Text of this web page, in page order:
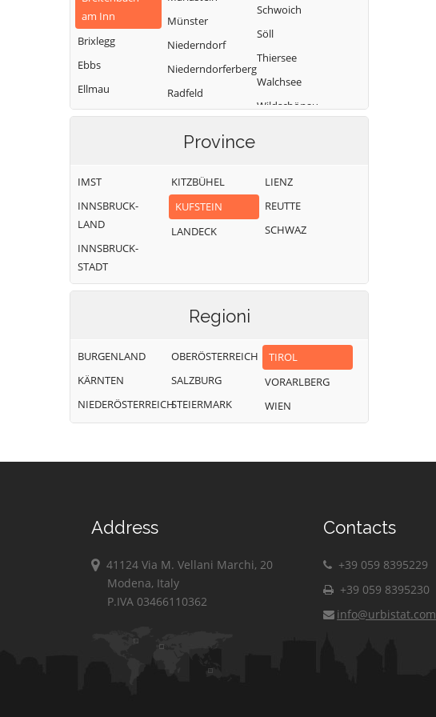
am Inn
Brixlegg
Ebbs
Ellmau
Erl
Münster
Niederndorf
Niederndorferberg
Radfeld
Schwoich
Söll
Thiersee
Walchsee
Wildschönau
Province
IMST
INNSBRUCK-
LAND
INNSBRUCK-
STADT
KITZBÜHEL
KUFSTEIN
LANDECK
LIENZ
REUTTE
SCHWAZ
Regioni
BURGENLAND
KÄRNTEN
NIEDERÖSTERREICH
OBERÖSTERREICH
SALZBURG
STEIERMARK
TIROL
VORARLBERG
WIEN
Address
41124 Via M. Vellani Marchi, 20
Modena, Italy
P.IVA 03466110362
Contacts
+39 059 8395229
+39 059 8395230
info@urbistat.com